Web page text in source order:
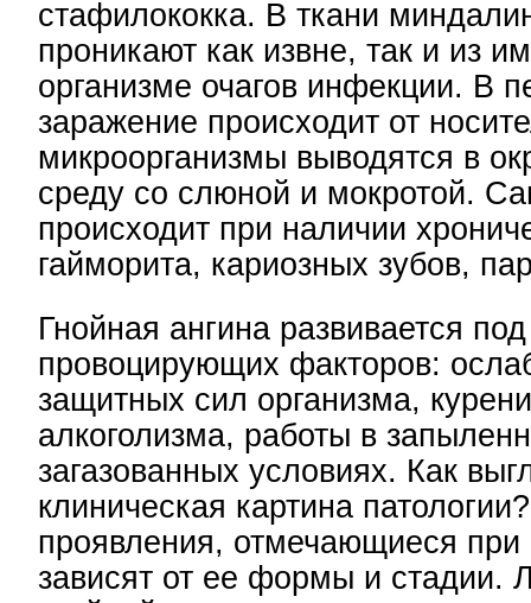
стафилококка. В ткани
проникают как извне, так и из
организме очагов инфекции. В
заражение происходит от
микроорганизмы выводятся в
среду со слюной и мокротой.
происходит при наличии
гайморита, кариозных зубов,
Гнойная ангина развивается
провоцирующих факторов:
защитных сил организма,
алкоголизма, работы в
загазованных условиях. Как
клиническая картина
проявления, отмечающиеся при
зависят от ее формы и стадии.